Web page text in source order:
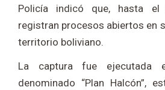
Policía indicó que, hasta
registran procesos abiertos en
territorio boliviano.
La captura fue ejecutada
denominado “Plan Halcón”,